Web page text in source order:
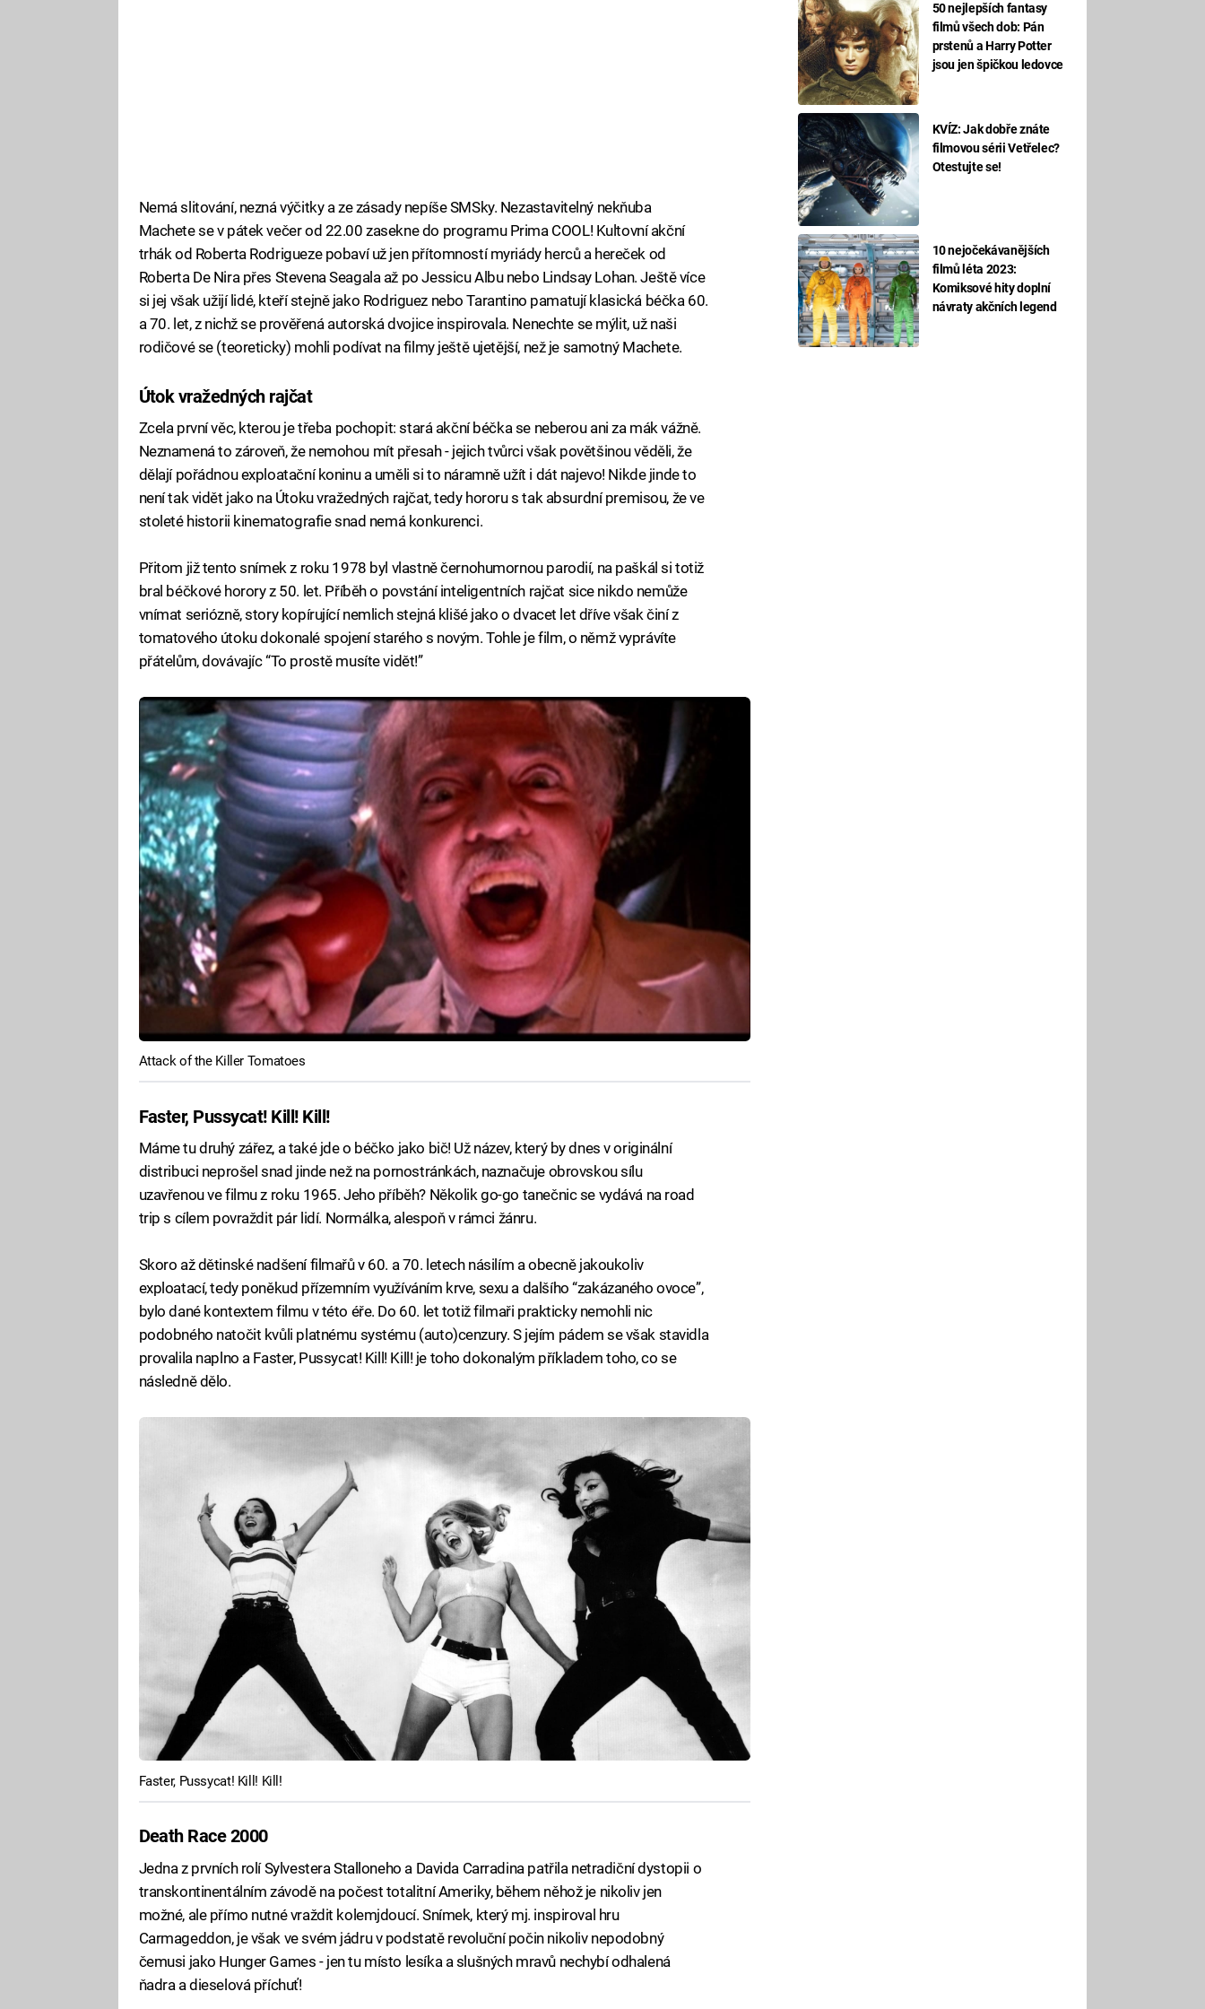
50 nejlepších fantasy
filmů všech dob: Pán
prstenů a Harry Potter
jsou jen špičkou ledovce
KVÍZ: Jak dobře znáte
filmovou sérii Vetřelec?
Otestujte se!
10 nejočekávanějších
filmů léta 2023:
Komiksové hity doplní
návraty akčních legend
Nemá slitování, nezná výčitky a ze zásady nepíše SMSky. Nezastavitelný nekňuba
Machete se v pátek večer od 22.00 zasekne do programu Prima COOL! Kultovní akční
trhák od Roberta Rodrigueze pobaví už jen přítomností myriády herců a hereček od
Roberta De Nira přes Stevena Seagala až po Jessicu Albu nebo Lindsay Lohan. Ještě více
si jej však užijí lidé, kteří stejně jako Rodriguez nebo Tarantino pamatují klasická béčka 60.
a 70. let, z nichž se prověřená autorská dvojice inspirovala. Nenechte se mýlit, už naši
rodičové se (teoreticky) mohli podívat na filmy ještě ujetější, než je samotný Machete.
Útok vražedných rajčat
Zcela první věc, kterou je třeba pochopit: stará akční béčka se neberou ani za mák vážně.
Neznamená to zároveň, že nemohou mít přesah - jejich tvůrci však povětšinou věděli, že
dělají pořádnou exploatační koninu a uměli si to náramně užít i dát najevo! Nikde jinde to
není tak vidět jako na Útoku vražedných rajčat, tedy hororu s tak absurdní premisou, že ve
stoleté historii kinematografie snad nemá konkurenci.
Přitom již tento snímek z roku 1978 byl vlastně černohumornou parodií, na paškál si totiž
bral béčkové horory z 50. let. Příběh o povstání inteligentních rajčat sice nikdo nemůže
vnímat seriózně, story kopírující nemlich stejná klišé jako o dvacet let dříve však činí z
tomatového útoku dokonalé spojení starého s novým. Tohle je film, o němž vyprávíte
přátelům, dovávajíc “To prostě musíte vidět!”
Attack of the Killer Tomatoes
Faster, Pussycat! Kill! Kill!
Máme tu druhý zářez, a také jde o béčko jako bič! Už název, který by dnes v originální
distribuci neprošel snad jinde než na pornostránkách, naznačuje obrovskou sílu
uzavřenou ve filmu z roku 1965. Jeho příběh? Několik go-go tanečnic se vydává na road
trip s cílem povraždit pár lidí. Normálka, alespoň v rámci žánru.
Skoro až dětinské nadšení filmařů v 60. a 70. letech násilím a obecně jakoukoliv
exploatací, tedy poněkud přízemním využíváním krve, sexu a dalšího “zakázaného ovoce”,
bylo dané kontextem filmu v této éře. Do 60. let totiž filmaři prakticky nemohli nic
podobného natočit kvůli platnému systému (auto)cenzury. S jejím pádem se však stavidla
provalila naplno a Faster, Pussycat! Kill! Kill! je toho dokonalým příkladem toho, co se
následně dělo.
Faster, Pussycat! Kill! Kill!
Death Race 2000
Jedna z prvních rolí Sylvestera Stalloneho a Davida Carradina patřila netradiční dystopii o
transkontinentálním závodě na počest totalitní Ameriky, během něhož je nikoliv jen
možné, ale přímo nutné vraždit kolemjdoucí. Snímek, který mj. inspiroval hru
Carmageddon, je však ve svém jádru v podstatě revoluční počin nikoliv nepodobný
čemusi jako Hunger Games - jen tu místo lesíka a slušných mravů nechybí odhalená
ňadra a dieselová příchuť!